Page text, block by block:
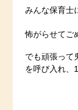
みんな保育士
怖がらせてご
でも頑張って
を呼び入れ、